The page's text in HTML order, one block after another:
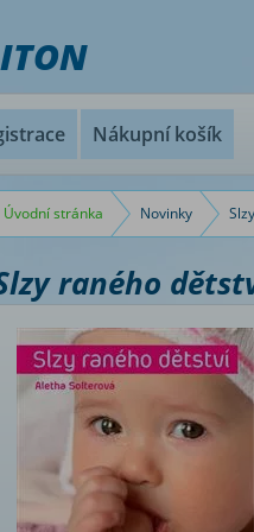
Nákupní košík
Úvodní stránka Novinky
raného